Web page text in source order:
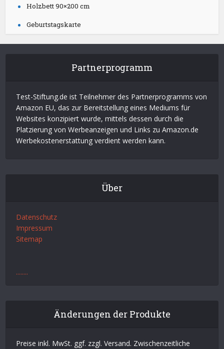
Holzbett 90×200 cm
Geburtstagskarte
Partnerprogramm
Test-Stiftung.de ist Teilnehmer des Partnerprogramms von
Amazon EU, das zur Bereitstellung eines Mediums für
Websites konzipiert wurde, mittels dessen durch die
Platzierung von Werbeanzeigen und Links zu Amazon.de
Werbekostenerstattung verdient werden kann.
Über
Datenschutz
Impressum
Sitemap
........
Änderungen der Produkte
Preise inkl. MwSt. ggf. zzgl. Versand. Zwischenzeitliche